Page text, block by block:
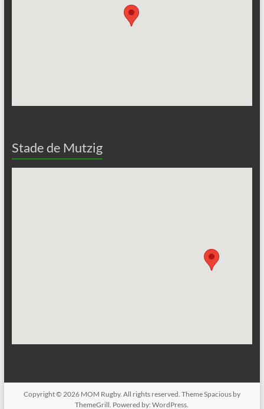
Stade de Mutzig
Copyright © 2026 MOM Rugby. All rights reserved. ThemeSpaciousby
ThemeGrill. Powered by:WordPress